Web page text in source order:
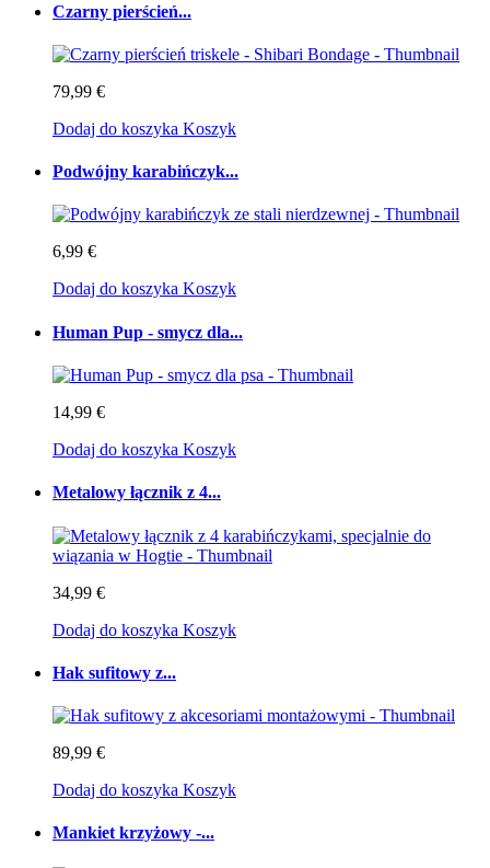
Czarny pierścień...
79,99 €
Dodaj do koszyka Koszyk
Podwójny karabińczyk...
6,99 €
Dodaj do koszyka Koszyk
Human Pup - smycz dla...
14,99 €
Dodaj do koszyka Koszyk
Metalowy łącznik z 4...
34,99 €
Dodaj do koszyka Koszyk
Hak sufitowy z...
89,99 €
Dodaj do koszyka Koszyk
Mankiet krzyżowy -...